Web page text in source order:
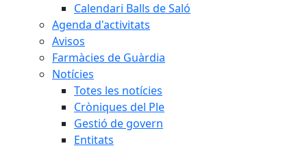
Calendari Balls de Saló
Agenda d'activitats
Avisos
Farmàcies de Guàrdia
Notícies
Totes les notícies
Cròniques del Ple
Gestió de govern
Entitats